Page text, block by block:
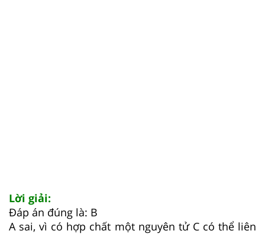
Lời giải:
Đáp án đúng là: B
A sai, vì có hợp chất một nguyên tử C có thể liên